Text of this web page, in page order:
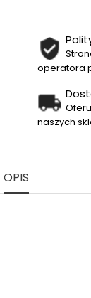
operatora
naszych
OPIS